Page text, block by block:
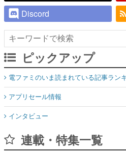
Discord
ピックアップ
電ファミのいま読まれている記事ラン
アプリセール情報
インタビュー
連載・特集一覧